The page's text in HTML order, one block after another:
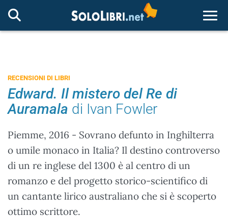
RECENSIONI DI LIBRI
Edward. Il mistero del Re di
Auramala di Ivan Fowler
Piemme, 2016 - Sovrano defunto in Inghilterra
o umile monaco in Italia? Il destino controverso
di un re inglese del 1300 è al centro di un
romanzo e del progetto storico-scientifico di
un cantante lirico australiano che si è scoperto
ottimo scrittore.